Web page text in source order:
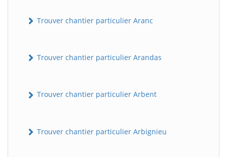
Trouver chantier particulier Aranc
Trouver chantier particulier Arandas
Trouver chantier particulier Arbent
Trouver chantier particulier Arbignieu